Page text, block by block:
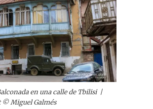
en una calle de Tbilisi |
Miguel Galmés